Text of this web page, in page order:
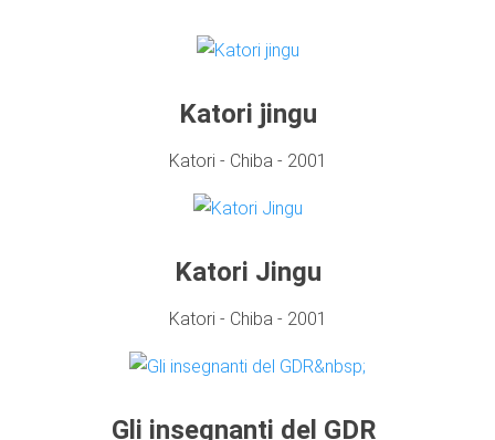
Katori jingu
Katori - Chiba - 2001
Katori Jingu
Katori - Chiba - 2001
Gli insegnanti del GDR